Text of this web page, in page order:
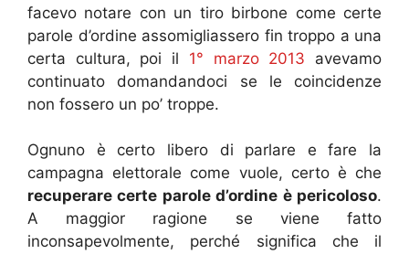
facevo notare con un tiro birbone come certe
parole d’ordine assomigliassero fin troppo a una
certa cultura, poi il 1° marzo 2013 avevamo
continuato domandandoci se le coincidenze
non fossero un po’ troppe.
Ognuno è certo libero di parlare e fare la
campagna elettorale come vuole, certo è che
recuperare certe parole d’ordine è pericoloso.
A maggior ragione se viene fatto
inconsapevolmente, perché significa che il